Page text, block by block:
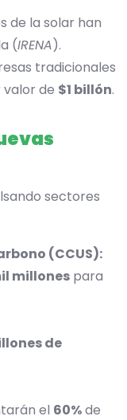
de la solar han
(IRENA).
tradicionales
valor de $1 billón.
sectores
(CCUS):
millones para
de
el 60%de